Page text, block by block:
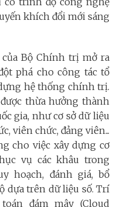
khích đổi mới sáng
Bộ Chính trị mở ra
phá cho công tác tổ
hệ thống chính trị.
thừa hưởng thành
gia, như cơ sở dữ liệu
viên chức, đảng viên...
cho việc xây dựng cơ
vụ các khâu trong
hoạch, đánh giá, bổ
dựa trên dữ liệu số. Trí
đám mây (Cloud